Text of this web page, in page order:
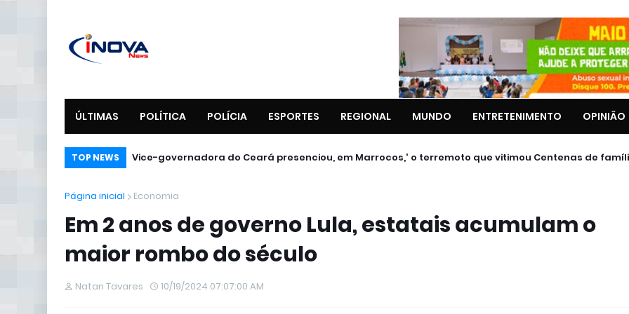
ÚLTIMAS POLÍTICA POLÍCIA ESPORTES REGIONAL MUNDO ENTRETENIMENTO OPINIÃO
TOP NEWS Vice-governadora do Ceará presenciou, em Marrocos,' o terremoto que vitimou Centenas de
ENEL DISTRIBUIÇÃO CEARÁ SORTEIA 50 GELADEIRAS DURANTE PROGRAMAÇÃO DO JUÁFORRÓ 2024
Página inicial Economia
Em 2 anos de governo Lula, estatais acumulam o
maior rombo do século
Natan Tavares 10/19/2024 07:07:00 AM